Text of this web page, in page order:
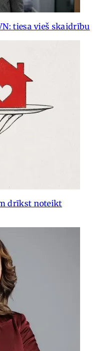
tiesa vieš skaidrību
drīkst noteikt